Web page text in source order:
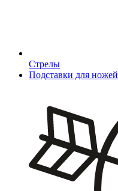
Стрелы
Подставки для ножей